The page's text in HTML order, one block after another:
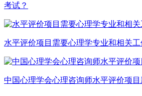
考试？
水平评价项目需要心理学专业和相关工
中国心理学会心理咨询师水平评价项